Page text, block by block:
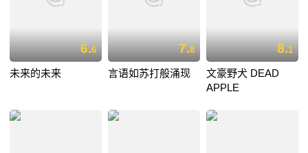
6.6
未来的未来
7.8
言语如苏打般涌现
8.1
文豪野犬 DEAD
APPLE